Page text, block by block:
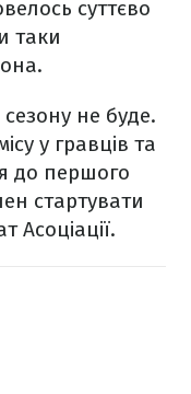
суттєво
таки
не буде.
у гравців та
до першого
стартувати
Асоціації.